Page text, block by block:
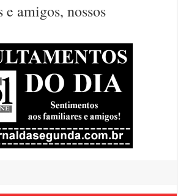
amigos, nossos